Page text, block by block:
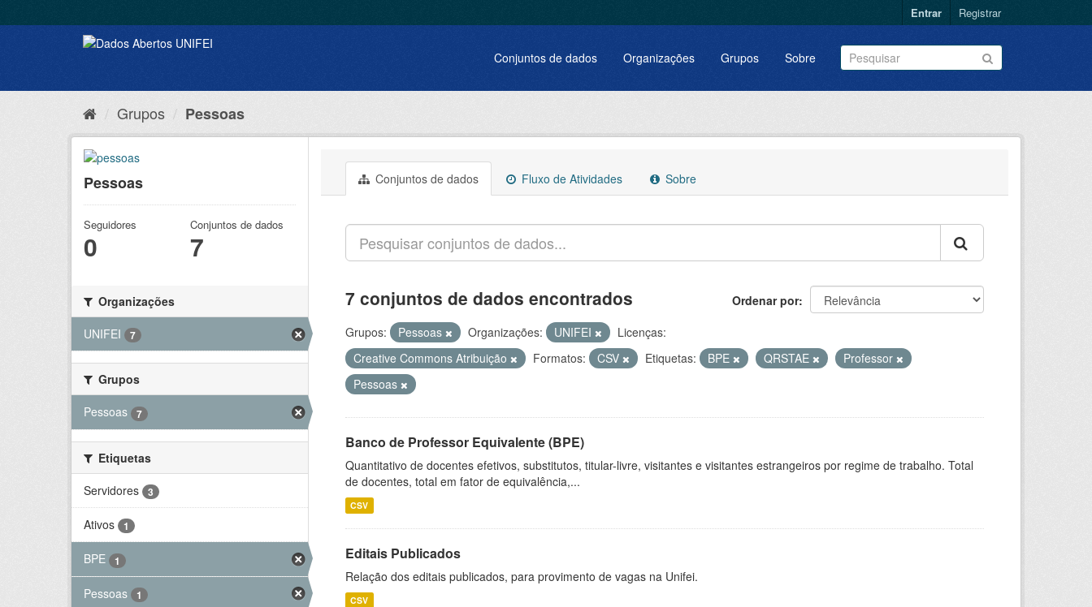
Entrar Registrar
Conjuntos de dados Organizações Grupos Sobre
Grupos Pessoas
Pessoas
Seguidores
0
Conjuntos de dados
7
Organizações
UNIFEI
7
Grupos
Pessoas
7
Etiquetas
Servidores
3
Ativos 1
BPE 1
Pessoas 1
Conjuntos de dados Fluxo de Atividades Sobre
Ordenar por
7 conjuntos de dados encontrados
Grupos: Pessoas Organizações: UNIFEI
Licenças:
Creative Commons Atribuição
Formatos: CSV Etiquetas: BPE QRSTAE
Professor
Pessoas
Banco de Professor Equivalente (BPE)
Quantitativo de docentes efetivos, substitutos, titular-livre, visitantes e visitantes estrangeiros por regime de trabalho. Total
de docentes, total em fator de equivalência,...
CSV
Editais Publicados
Relação dos editais publicados, para provimento de vagas na Unifei.
CSV